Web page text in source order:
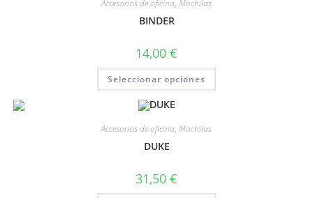
Accesorios de oficina, Mochilas
BINDER
14,00 €
Seleccionar opciones
Accesorios de oficina, Mochilas
DUKE
31,50 €